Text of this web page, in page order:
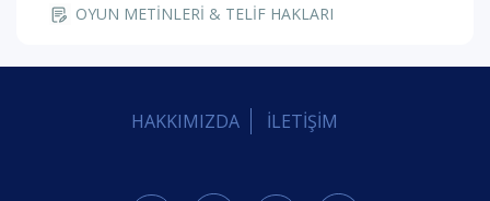
OYUN METİNLERİ & TELİF HAKLARI
HAKKIMIZDA İLETİŞİM